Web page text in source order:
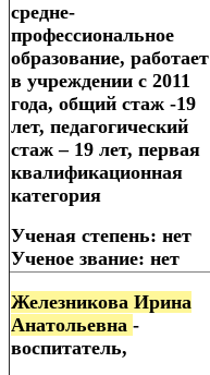
средне-
профессиональное
образование, работает
в учреждении с 2011
года, общий стаж -19
лет, педагогический
стаж – 19 лет, первая
квалификационная
категория
Ученая степень: нет
Ученое звание: нет
Железникова Ирина
Анатольевна -
воспитатель,